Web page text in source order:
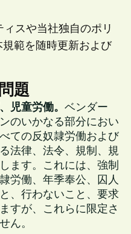
スや当社独自のポリ
範を随時更新および
題
児童労働。 ベンダー
のいかなる部分におい
ての反奴隷労働および
法律、法令、規制、規
ます。これには、強制
労働、年季奉公、囚人
、行わないこと、要求
すが、これらに限定さ
ん。